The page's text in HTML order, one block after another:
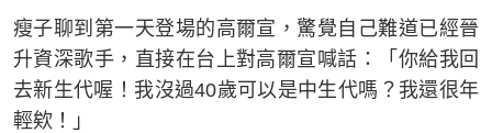
瘦子聊到第一天登場的高爾宣，驚覺自己難道已經晉
升資深歌手，直接在台上對高爾宣喊話：「你給我回
去新生代喔！我沒過40歲可以是中生代嗎？我還很年
輕欸！」